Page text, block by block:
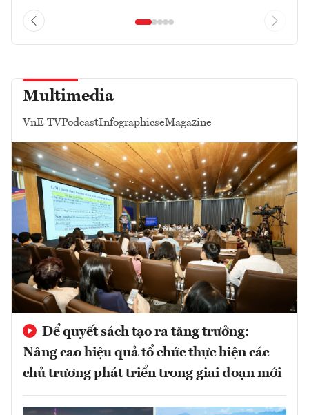
Multimedia
VnE TVPodcastInfographicseMagazine
Để quyết sách tạo ra tăng trưởng:
Nâng cao hiệu quả tổ chức thực hiện các
chủ trương phát triển trong giai đoạn mới